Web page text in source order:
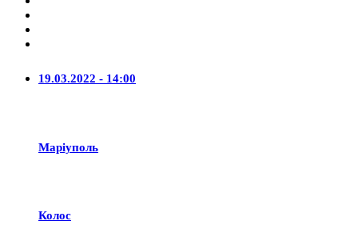
19.03.2022 - 14:00
Маріуполь
Колос